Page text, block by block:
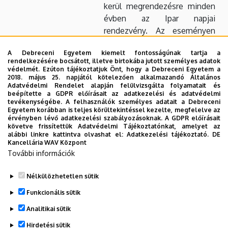
Ipar napjai
rendezvény
kerül megrendezésre minden
évben az Ipar napjai
rendezvény. Az eseményen
cég képviselteti magát. A
rendezvény a továbbtanulást
és szakválasztást, valamint a
karriertervezést is segíti,
emellett remek alkalom
mindenki számára közelebbről
megismerni az ipari
partnereink által kínált
Legutóbbi frissítés: 2025. 10. 27. 15:59
A Debreceni Egyetem kiemelt fontosságúnak tartja a
rendelkezésére bocsátott, illetve birtokába jutott személyes adatok
védelmét. Ezúton tájékoztatjuk Önt, hogy a Debreceni Egyetem a
2018. május 25. napjától kötelezően alkalmazandó Általános
Adatvédelmi Rendelet alapján felülvizsgálta folyamatait és
beépítette a GDPR előírásait az adatkezelési és adatvédelmi
tevékenységébe. A felhasználók személyes adatait a Debreceni
Egyetem korábban is teljes körültekintéssel kezelte, megfelelve az
érvényben lévő adatkezelési szabályozásoknak. A GDPR előírásait
követve frissítettük Adatvédelmi Tájékoztatónkat, amelyet az
alábbi linkre kattintva olvashat el:Adatkezelési tájékoztató. DE
Kancellária WAV Központ
További információk
Nélkülözhetetlen sütik
Funkcionális sütik
Analitikai sütik
Hirdetési sütik